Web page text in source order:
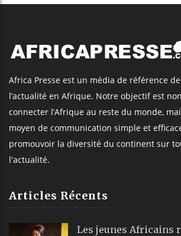
Africa Presse est un média de référence
l’actualité en Afrique. Notre objectif est
connecter l’Afrique au reste du monde,
moyen de communication simple et
promouvoir la diversité du continent sur
l'actualité.
Articles Récents
Les jeunes Africains